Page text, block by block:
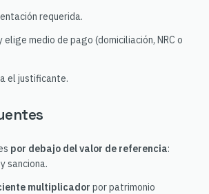
requerida.
medio de pago (domiciliación, NRC o
el justificante.
por debajo del valor de referencia:
sanciona.
multiplicador por patrimonio